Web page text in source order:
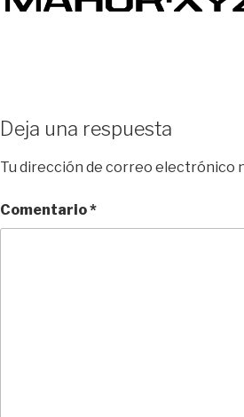
Deja una respuesta
Tu dirección de correo electrónico
Comentario*